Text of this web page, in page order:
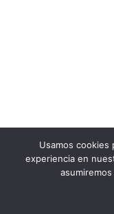
Usamos cookies
experiencia en